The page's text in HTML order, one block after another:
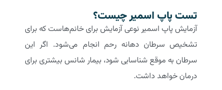
تست پاپ اسمیر چیست؟
آزمایش پاپ اسمیر نوعی آزمایش برای خانم‌هاست که برای
تشخیص سرطان دهانه رحم انجام می‌شود. اگر این
سرطان به موقع شناسایی شود، بیمار شانس بیشتری برای
درمان خواهد داشت.